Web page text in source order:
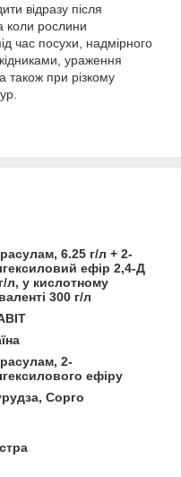
відразу після
коли рослини
час посухи, надмірного
ураження
при різкому
6.25 г/л + 2-
ефір 2,4-Д
л, у кислотному
300 г/л
2-
ефіру
Сорго